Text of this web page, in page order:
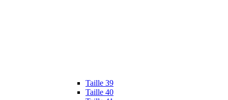
Taille 39
Taille 40